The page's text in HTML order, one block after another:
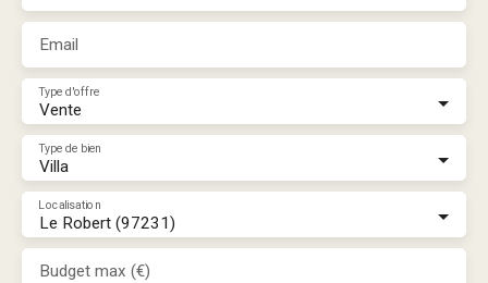
Email
Vente
Type d'offre
Villa
Type de bien
Le Robert (97231)
Localisation
Budget max (€)